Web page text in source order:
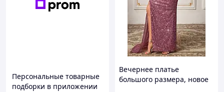
Персональные товарные
подборки в приложении
Вечернее платье
большого размера, новое